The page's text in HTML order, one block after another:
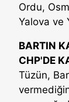
Ordu,
Yalova ve
BARTIN
CHP'DE
Tüzün,